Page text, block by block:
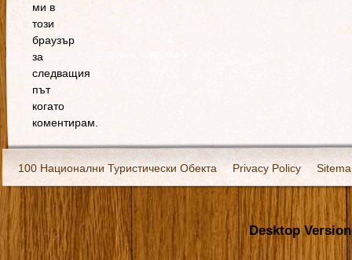
ми в
този
браузър
за
следващия
път
когато
коментирам.
100 Национални Туристически Обекта Privacy Policy
Екипировка За нас Имало едно време Кивоторият.
Ковчега със светите мощи на Свети Григорий Каллидис
Desktop